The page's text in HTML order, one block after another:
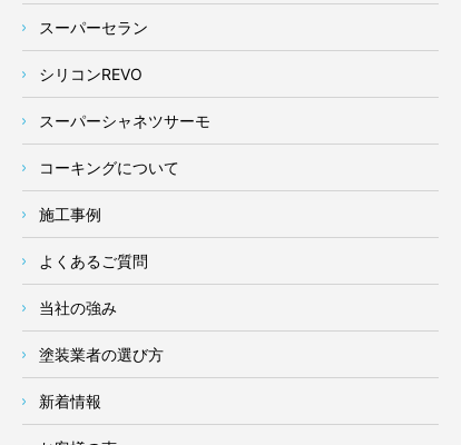
スーパーセラン
シリコンREVO
スーパーシャネツサーモ
コーキングについて
施工事例
よくあるご質問
当社の強み
塗装業者の選び方
新着情報